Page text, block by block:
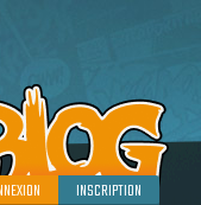
INSCRIPTION